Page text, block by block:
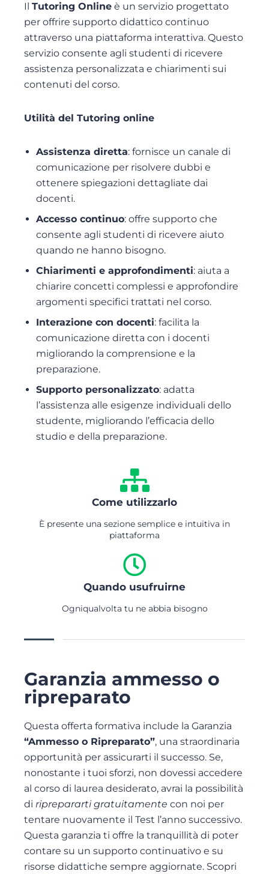
Il Tutoring Online è un servizio progettato
per offrire supporto didattico continuo
attraverso una piattaforma interattiva. Questo
servizio consente agli studenti di ricevere
assistenza personalizzata e chiarimenti sui
contenuti del corso.
Utilità del Tutoring online
Assistenza diretta: fornisce un canale di
comunicazione per risolvere dubbi e
ottenere spiegazioni dettagliate dai
docenti.
Accesso continuo: offre supporto che
consente agli studenti di ricevere aiuto
quando ne hanno bisogno.
Chiarimenti e approfondimenti: aiuta a
chiarire concetti complessi e approfondire
argomenti specifici trattati nel corso.
Interazione con docenti: facilita la
comunicazione diretta con i docenti
migliorando la comprensione e la
preparazione.
Supporto personalizzato: adatta
l’assistenza alle esigenze individuali dello
studente, migliorando l’efficacia dello
studio e della preparazione.
Come utilizzarlo
È presente una sezione semplice e intuitiva in
piattaforma
Quando usufruirne
Ogniqualvolta tu ne abbia bisogno
Garanzia ammesso o
ripreparato
Questa offerta formativa include la Garanzia
“Ammesso o Ripreparato”, una straordinaria
opportunità per assicurarti il successo. Se,
nonostante i tuoi sforzi, non dovessi accedere
al corso di laurea desiderato, avrai la possibilità
di riprepararti gratuitamente con noi per
tentare nuovamente il Test l’anno successivo.
Questa garanzia ti offre la tranquillità di poter
contare su un supporto continuativo e su
risorse didattiche sempre aggiornate. Scopri